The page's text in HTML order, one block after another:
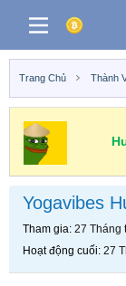
Trang Chủ Thành
Yogavibes
Tham gia 27 Tháng
Hoạt động cuối 27